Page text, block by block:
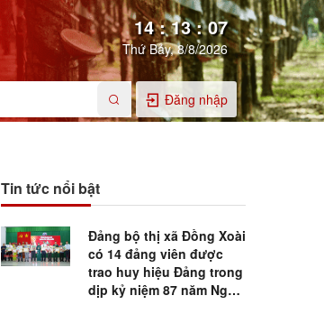
14 : 13 : 09
Thứ Bảy, 8/8/2026
Đăng nhập
Tin tức nổi bật
Đảng bộ thị xã Đồng Xoài
có 14 đảng viên được
trao huy hiệu Đảng trong
dịp kỷ niệm 87 năm Ngày